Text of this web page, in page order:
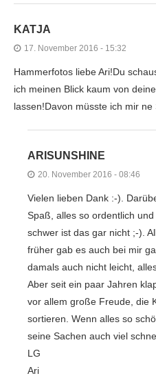
KATJA
17. November 2016 - 15:32
Hammerfotos liebe Ari!Du
ich meinen Blick kaum von
lassen!Davon müsste ich mir
ARISUNSHINE
20. November 2016 - 08:46
Vielen lieben Dank :-).
Spaß, alles so ordentlich
schwer ist das gar nicht ;-).
früher gab es auch bei mir
damals auch nicht leicht,
Aber seit ein paar Jahren
vor allem große Freude, die
sortieren. Wenn alles so
seine Sachen auch viel
LG
Ari